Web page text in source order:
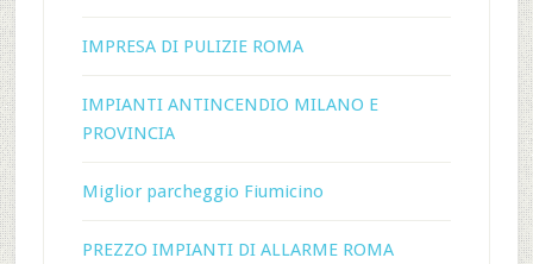
IMPRESA DI PULIZIE ROMA
IMPIANTI ANTINCENDIO MILANO E
PROVINCIA
Miglior parcheggio Fiumicino
PREZZO IMPIANTI DI ALLARME ROMA